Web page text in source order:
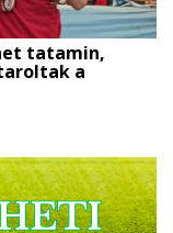
tatamin,
a